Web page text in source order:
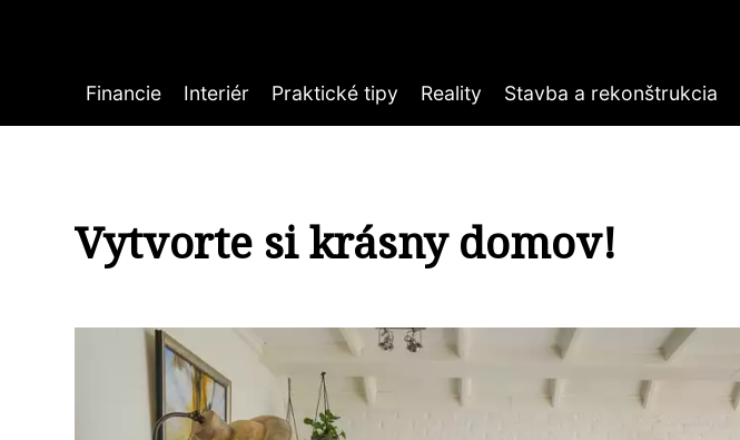
Financie Interiér Praktické tipy Reality Stavba a rekonštrukcia
Vytvorte si krásny domov!